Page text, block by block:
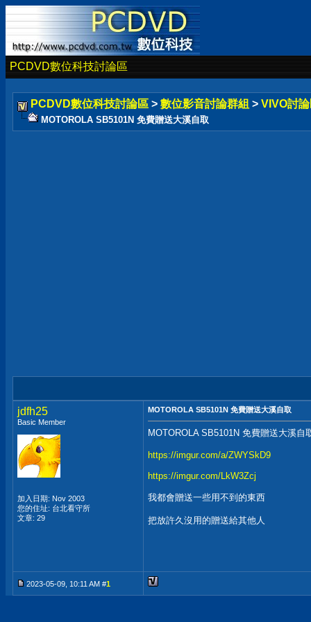
PCDVD數位科技討論區
PCDVD數位科技討論區 > 數位影音討論群組 > VIVO討
MOTOROLA SB5101N 免費贈送大溪自取
jdfh25
Basic Member
加入日期: Nov 2003
您的住址: 台北看守所
文章: 29
MOTOROLA SB5101N 免費贈送大溪自取
MOTOROLA SB5101N 免費贈送大溪自
https://imgur.com/a/ZWYSkD9
https://imgur.com/LkW3Zcj
我都會贈送一些用不到的東西
把放許久沒用的贈送給其他人
2023-05-09, 10:11 AM #1